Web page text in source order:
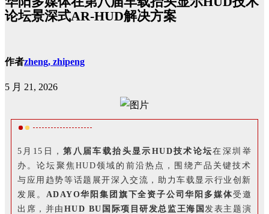
论坛景深式AR-HUD解决方案
作者zheng, zhipeng
5 月 21, 2026
5月15日，第八届车载抬头显示HUD技术论坛在深圳举
办。论坛聚焦HUD领域的前沿热点，围绕产品关键技术
与应用趋势等话题展开深入交流，助力车载显示行业创新
发展。 ADAYO华阳集团旗下全资子公司华阳多媒体受邀
出席，并由 HUD BU国际项目研发总监王海国发表主题演